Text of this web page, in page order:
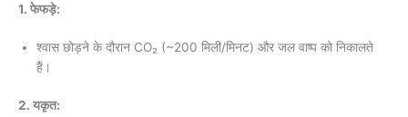
1. फेफड़े:
श्वास छोड़ने के दौरान CO₂ (~200 मिली/मिनट) और जल वाष्प को निकालते
हैं।
2. यकृत: